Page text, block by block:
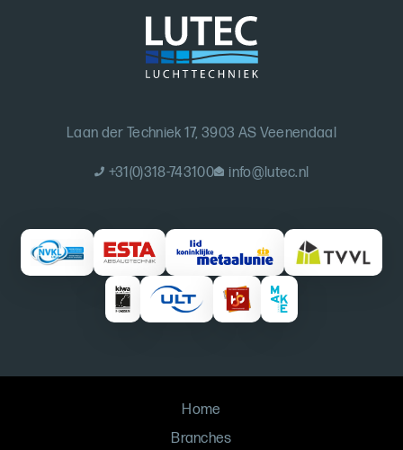
Laan der Techniek 17, 3903 AS Veenendaal
+31(0)318-743100 info@lutec.nl
Home
Branches